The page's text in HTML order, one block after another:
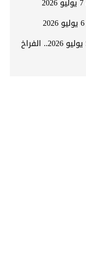
أسعار الدواجن والبيض اليوم الأحد 5 يوليو 2026.. الفراخ